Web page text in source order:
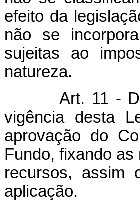
efeito da
não se
sujeitas ao
natureza.
Art. 11 -
vigência desta
aprovação do
Fundo, fixando
recursos, assim
aplicação.